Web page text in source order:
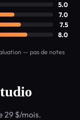
5.0
7.0
7.5
8.0
— pas de notes
29 $/mois.